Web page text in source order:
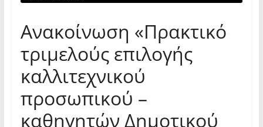
Ανακοίνωση «Πρακτικό
τριμελούς επιλογής
καλλιτεχνικού
προσωπικού –
καθηγητών Δημοτικού